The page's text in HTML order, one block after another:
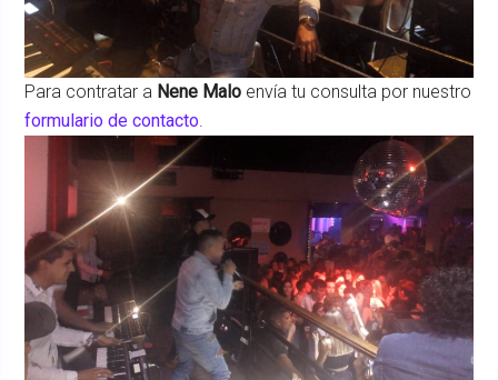
Para contratar a Nene Malo envía tu consulta por nuestro
formulario de contacto